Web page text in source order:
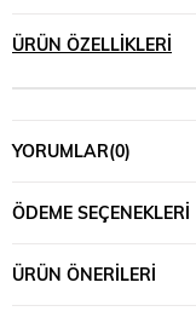
ÜRÜN ÖZELLIKLERI
YORUMLAR(0)
ÖDEME SEÇENEKLERI
ÜRÜN ÖNERILERI